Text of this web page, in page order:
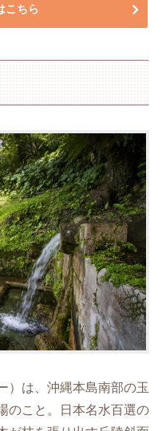
こちら
）は、沖縄本島南部の玉
のこと。日本名水百選の